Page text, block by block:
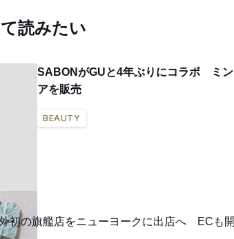
読みたい
SABONがGUと4年ぶりにコラボ ミン
アを販売
BEAUTY
初の旗艦店をニューヨークに出店へ ECも